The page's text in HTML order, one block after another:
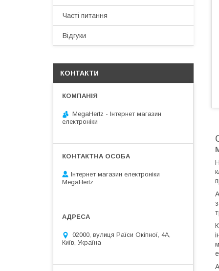
Часті питання
Відгуки
КОНТАКТИ
MegaHertz - Інтернет магазин
електроніки
Інтернет магазин електроніки
MegaHertz
02000, вулиця Раїси Окіпної, 4А,
Київ, Україна